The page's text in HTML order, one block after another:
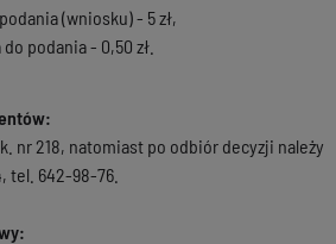
(wniosku) - 5 zł,
podania - 0,50 zł.
nr 218, natomiast po odbiór decyzji należy
tel. 642-98-76.